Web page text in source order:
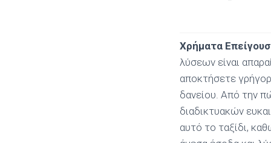
Χρήματα
λύσεων είναι
αποκτήσετε
δανείου. Από την
διαδικτυακών
αυτό το ταξίδι,